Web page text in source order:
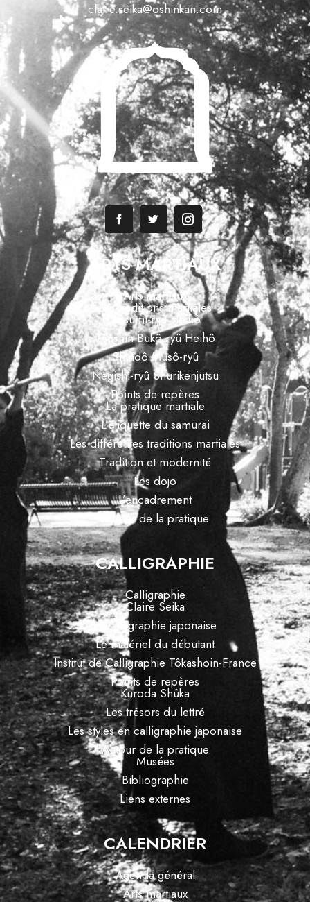
claire.seika@oshinkan.com
ARTS MARTIAUX
Arts martiaux
Les traditions martiales
Tatsumi-ryû Heihô
Tenshin Bukô-ryû Heihô
Shindô Musô-ryû
Negishi-ryû Shurikenjutsu
Points de repères
La pratique martiale
L’étiquette du samurai
Les différentes traditions martiales
Tradition et modernité
Les dojo
L’encadrement
Autour de la pratique
CALLIGRAPHIE
Calligraphie
Claire Seika
La calligraphie japonaise
Le matériel du débutant
Institut de Calligraphie Tôkashoin-France
Points de repères
Kuroda Shûka
Les trésors du lettré
Les styles en calligraphie japonaise
Autour de la pratique
Musées
Bibliographie
Liens externes
CALENDRIER
Agenda général
Arts martiaux